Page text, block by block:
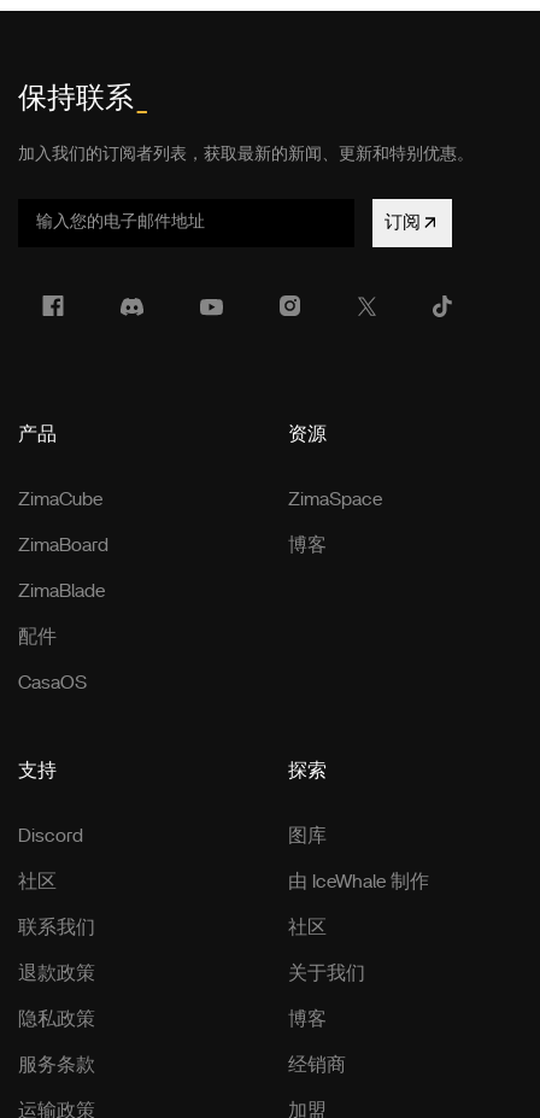
保持联系
加入我们的订阅者列表，获取最新的新闻、更新和特别优惠。
订阅
产品
ZimaCube
ZimaBoard
ZimaBlade
配件
CasaOS
资源
ZimaSpace
博客
支持
Discord
社区
联系我们
退款政策
隐私政策
服务条款
运输政策
探索
图库
由 IceWhale 制作
社区
关于我们
博客
经销商
加盟